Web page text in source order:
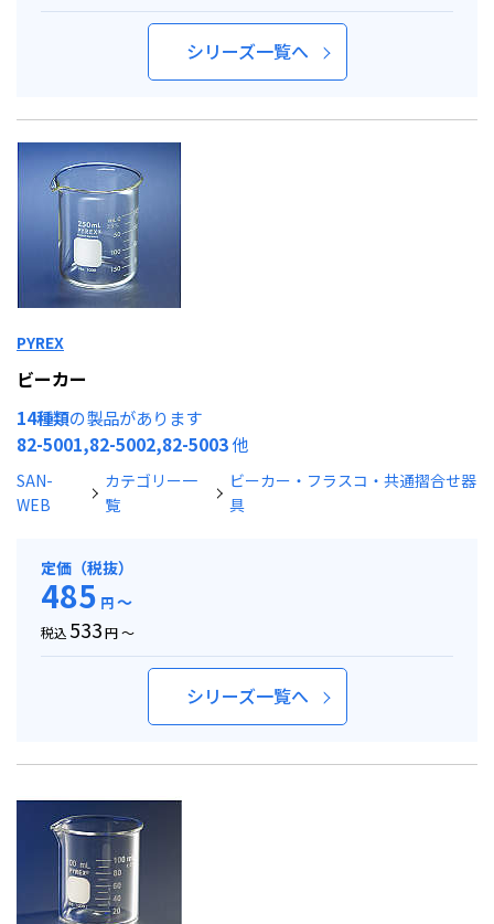
シリーズ一覧へ
PYREX
ビーカー
14種類の製品があります
82-5001,82-5002,82-5003他
SAN-
WEB
カテゴリー一
覧
ビーカー・フラスコ・共通摺合せ器
具
定価（税抜）
485 円～
税込 533円 ～
シリーズ一覧へ